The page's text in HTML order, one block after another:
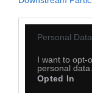
Personal
I want to opt-
personal data.
Opted In